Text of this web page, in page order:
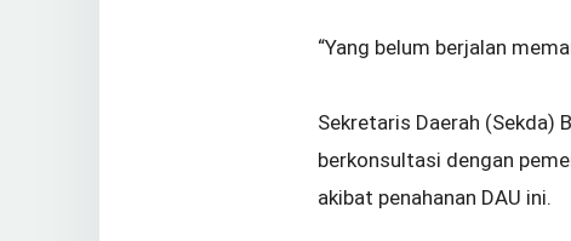
“Yang belum berjalan
Sekretaris Daerah (Sekda)
berkonsultasi dengan
akibat penahanan DAU ini.